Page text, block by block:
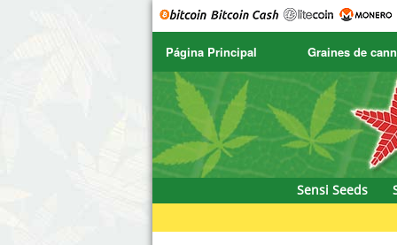
Página Principal Graines de
SENSI SEEDS
SENSI SEEDS RESEARCH
NIRVANA
CBD
Chronic
Sensi Seeds